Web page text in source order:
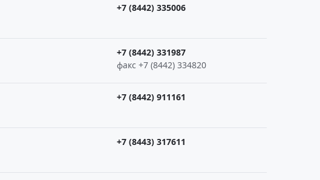
+7 (8442) 335006
+7 (8442) 331987
факс +7 (8442) 334820
+7 (8442) 911161
+7 (8443) 317611